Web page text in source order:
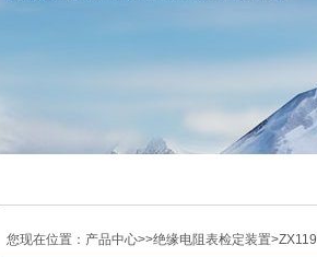
您现在位置： 产品中心>>绝缘电阻表检定装置